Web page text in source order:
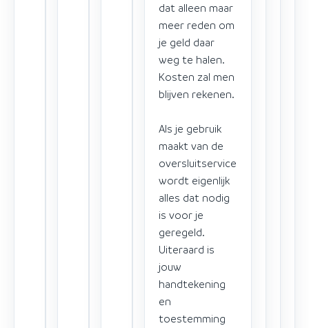
dat alleen maar
meer reden om
je geld daar
weg te halen.
Kosten zal men
blijven rekenen.
Als je gebruik
maakt van de
oversluitservice
wordt eigenlijk
alles dat nodig
is voor je
geregeld.
Uiteraard is
jouw
handtekening
en
toestemming